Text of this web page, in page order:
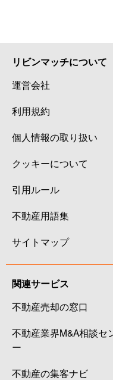
リビンマッチについて
運営会社
利用規約
個人情報の取り扱い
クッキーについて
引用ルール
不動産用語集
サイトマップ
関連サービス
不動産売却の窓口
不動産業界M&A相談セ
ー
不動産の集客ナビ